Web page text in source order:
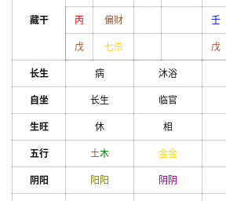
藏干 丙 偏财 壬
戊 七杀 戊
长生 病 沐浴
自坐 长生 临官
生旺 休 相
五行 土木 金金
阴阳 阳 阳 阴 阴